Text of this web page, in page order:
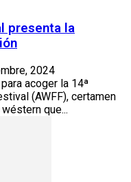
presenta la
2024
acoger la 14ª
(AWFF), certamen
que...